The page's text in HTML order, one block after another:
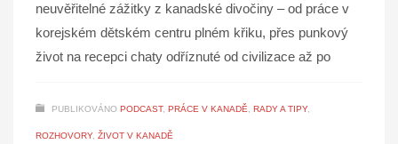
neuvěřitelné zážitky z kanadské divočiny – od práce v
korejském dětském centru plném křiku, přes punkový
život na recepci chaty odříznuté od civilizace až po
PUBLIKOVÁNO PODCAST, PRÁCE V KANADĚ, RADY A TIPY,
ROZHOVORY, ŽIVOT V KANADĚ